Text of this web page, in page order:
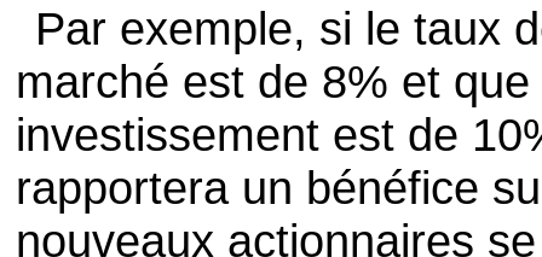
Par exemple, si le taux
marché est de 8% et
investissement est de
rapportera un bénéfice
nouveaux actionnaires